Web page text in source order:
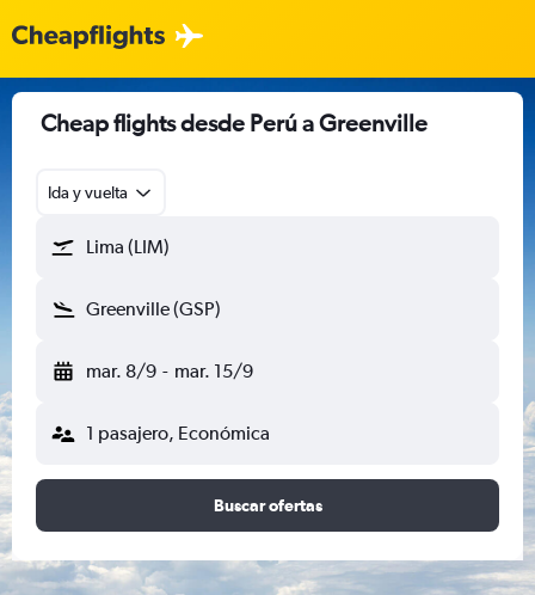
Cheap flights desde Perú a Greenville
Ida y vuelta
Lima (LIM)
Greenville (GSP)
mar. 8/9 - mar. 15/9
1 pasajero, Económica
Buscar ofertas